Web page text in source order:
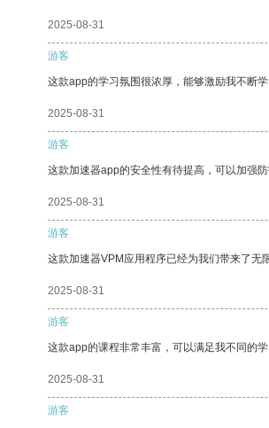
2025-08-31
游客
这款app的学习氛围很浓厚，能够激励我不断
2025-08-31
游客
这款加速器app的安全性有待提高，可以加强防
2025-08-31
游客
这款加速器VPM应用程序已经为我们带来了无
2025-08-31
游客
这款app的课程非常丰富，可以满足我不同的
2025-08-31
游客